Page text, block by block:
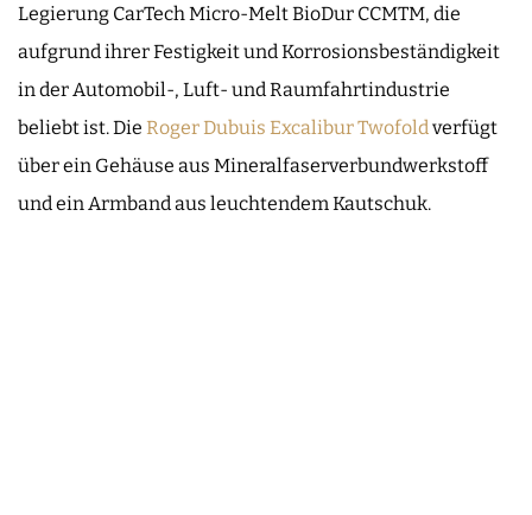
Legierung CarTech Micro-Melt BioDur CCMTM, die
aufgrund ihrer Festigkeit und Korrosionsbeständigkeit
in der Automobil-, Luft- und Raumfahrtindustrie
beliebt ist. Die Roger Dubuis Excalibur Twofold verfügt
über ein Gehäuse aus Mineralfaserverbundwerkstoff
und ein Armband aus leuchtendem Kautschuk.